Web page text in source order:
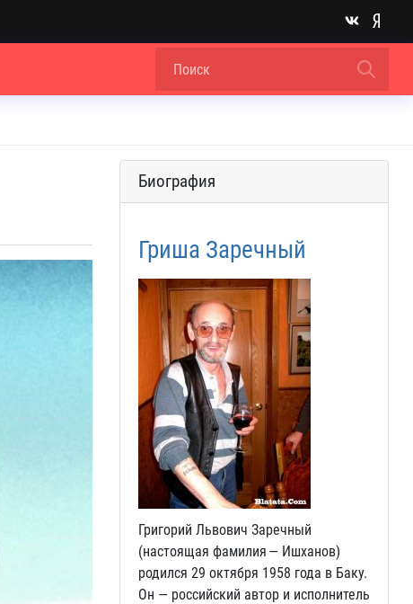
Биография
Гриша Заречный
Григорий Львович Заречный
(настоящая фамилия — Ишханов)
родился 29 октября 1958 года в Баку.
Он — российский автор и исполнитель